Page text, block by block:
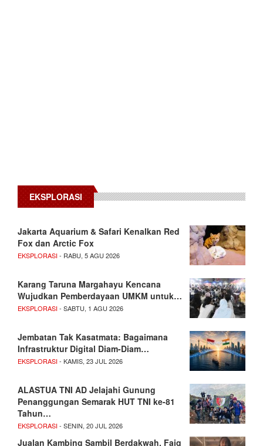
EKSPLORASI
Jakarta Aquarium & Safari Kenalkan Red
Fox dan Arctic Fox
EKSPLORASI- RABU, 5 AGU 2026
Karang Taruna Margahayu Kencana
Wujudkan Pemberdayaan UMKM untuk…
EKSPLORASI- SABTU, 1 AGU 2026
Jembatan Tak Kasatmata: Bagaimana
Infrastruktur Digital Diam-Diam…
EKSPLORASI- KAMIS, 23 JUL 2026
ALASTUA TNI AD Jelajahi Gunung
Penanggungan Semarak HUT TNI ke-81
Tahun…
EKSPLORASI- SENIN, 20 JUL 2026
Jualan Kambing Sambil Berdakwah, Faiq